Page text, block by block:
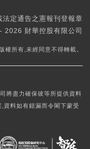
法定通告之憲報刊登報章
財華控股有限公司
權所有,未經同意不得轉載。
將盡力確保彼等所提供資料
資料如有錯漏而令閣下蒙受